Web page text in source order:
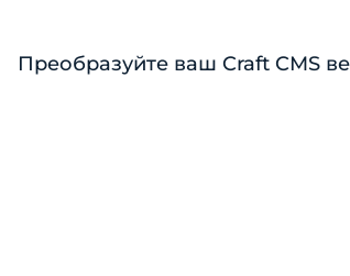
Преобразуйте ваш Craft CMS